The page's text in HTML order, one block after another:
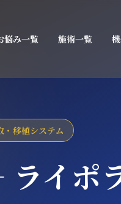
悩み一覧 施術一覧
・移植システム
イポ